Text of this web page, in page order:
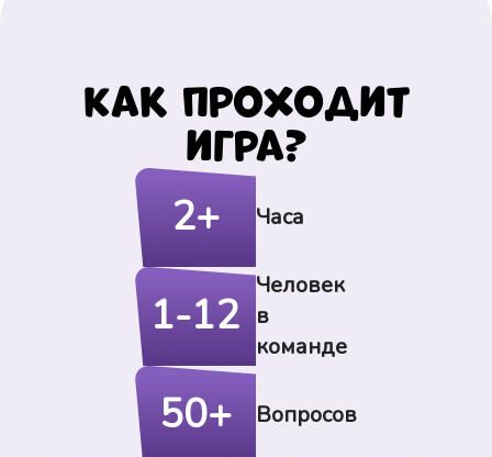
Как проходит
игра?
2+
Часа
1-12
Человек
в
команде
50+ Вопросов